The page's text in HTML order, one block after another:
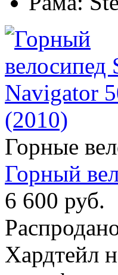
Горные
Горный
6 600 руб.
Хардтейл